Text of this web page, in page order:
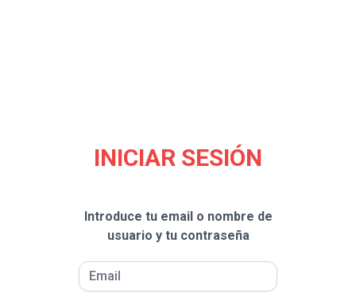
INICIAR SESIÓN
Introduce tu email o nombre de
usuario y tu contraseña